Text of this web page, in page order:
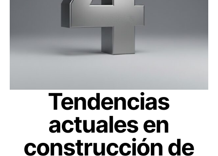
Tendencias
actuales en
construcción de